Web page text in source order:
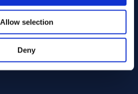
Allow selection
Deny